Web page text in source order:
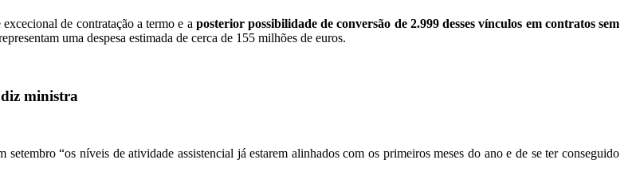
de contratação a termo e a posterior possibilidade de conversão de 2.999 desses vínculos em contratos sem
uma despesa estimada de cerca de 155 milhões de euros.
ministra
“os níveis de atividade assistencial já estarem alinhados com os primeiros meses do ano e de se ter conseguido